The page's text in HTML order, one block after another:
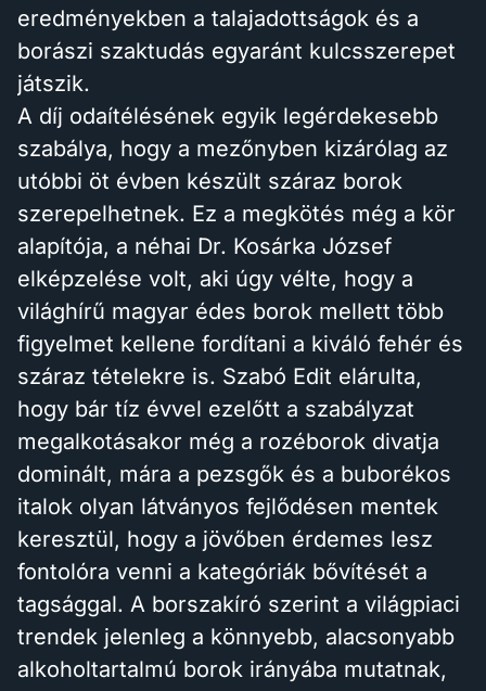
eredményekben a talajadottságok és a
borászi szaktudás egyaránt kulcsszerepet
játszik.
A díj odaítélésének egyik legérdekesebb
szabálya, hogy a mezőnyben kizárólag az
utóbbi öt évben készült száraz borok
szerepelhetnek. Ez a megkötés még a kör
alapítója, a néhai Dr. Kosárka József
elképzelése volt, aki úgy vélte, hogy a
világhírű magyar édes borok mellett több
figyelmet kellene fordítani a kiváló fehér és
száraz tételekre is. Szabó Edit elárulta,
hogy bár tíz évvel ezelőtt a szabályzat
megalkotásakor még a rozéborok divatja
dominált, mára a pezsgők és a buborékos
italok olyan látványos fejlődésen mentek
keresztül, hogy a jövőben érdemes lesz
fontolóra venni a kategóriák bővítését a
tagsággal. A borszakíró szerint a világpiaci
trendek jelenleg a könnyebb, alacsonyabb
alkoholtartalmú borok irányába mutatnak,